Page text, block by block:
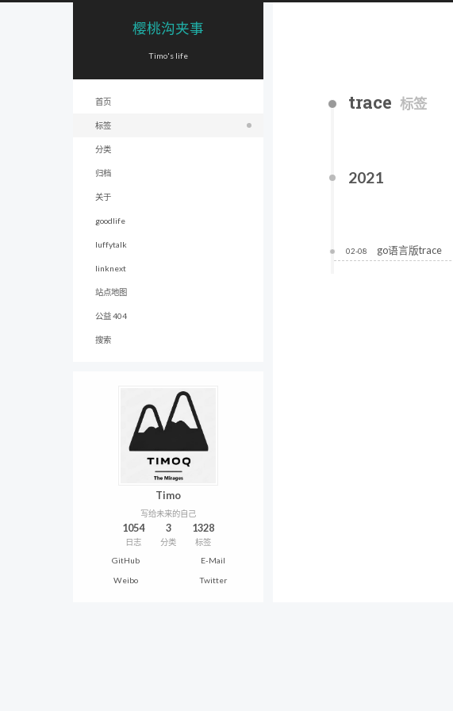
樱桃沟夹事
Timo's life
首页
标签
分类
归档
关于
goodlife
luffytalk
linknext
站点地图
公益 404
搜索
Timo
写给未来的自己
1054
日志
3
分类
1328
标签
GitHub
E-Mail
Weibo Twitter
trace 标签
2021
02-08 go语言版trace